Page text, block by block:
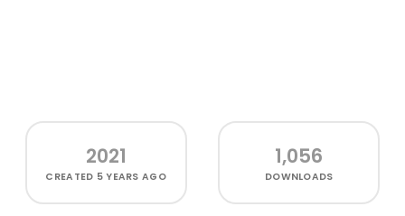
2021
CREATED 5 YEARS AGO
1,056
DOWNLOADS